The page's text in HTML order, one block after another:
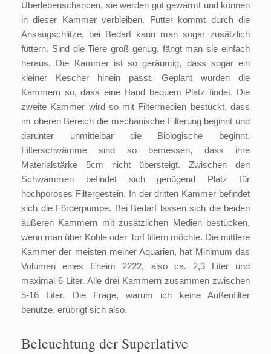
Überlebenschancen, sie werden gut gewärmt und können
in dieser Kammer verbleiben. Futter kommt durch die
Ansaugschlitze, bei Bedarf kann man sogar zusätzlich
füttern. Sind die Tiere groß genug, fängt man sie einfach
heraus. Die Kammer ist so geräumig, dass sogar ein
kleiner Kescher hinein passt. Geplant wurden die
Kammern so, dass eine Hand bequem Platz findet. Die
zweite Kammer wird so mit Filtermedien bestückt, dass
im oberen Bereich die mechanische Filterung beginnt und
darunter unmittelbar die Biologische beginnt.
Filterschwämme sind so bemessen, dass ihre
Materialstärke 5cm nicht übersteigt. Zwischen den
Schwämmen befindet sich genügend Platz für
hochporöses Filtergestein. In der dritten Kammer befindet
sich die Förderpumpe. Bei Bedarf lassen sich die beiden
äußeren Kammern mit zusätzlichen Medien bestücken,
wenn man über Kohle oder Torf filtern möchte. Die mittlere
Kammer der meisten meiner Aquarien, hat Minimum das
Volumen eines Eheim 2222, also ca. 2,3 Liter und
maximal 6 Liter. Alle drei Kammern zusammen zwischen
5-16 Liter. Die Frage, warum ich keine Außenfilter
benutze, erübrigt sich also.
Beleuchtung der Superlative